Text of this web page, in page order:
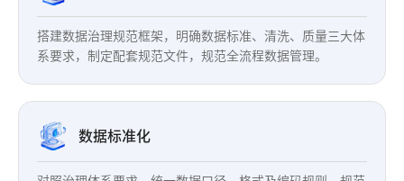
搭建数据治理规范框架，明确数据标准、清洗、质量三大体
系要求，制定配套规范文件，规范全流程数据管理。
数据标准化